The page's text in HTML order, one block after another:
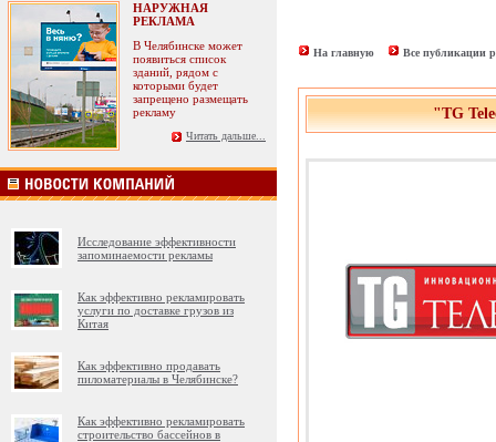
НАРУЖНАЯ
РЕКЛАМА
В Челябинске может
появиться список
зданий, рядом с
которыми будет
запрещено размещать
рекламу
Читать дальше...
Исследование эффективности
запоминаемости рекламы
Как эффективно рекламировать
услуги по доставке грузов из
Китая
Как эффективно продавать
пиломатериалы в Челябинске?
Как эффективно рекламировать
строительство бассейнов в
На главную Все публикации
"TG